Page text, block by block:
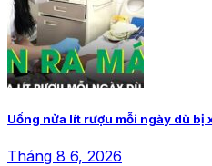
Uống nửa lít rượu mỗi ngày dù bị
Tháng 8 6, 2026